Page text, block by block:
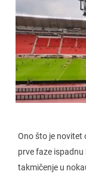
Ono što je novitet
prve faze
takmičenje u